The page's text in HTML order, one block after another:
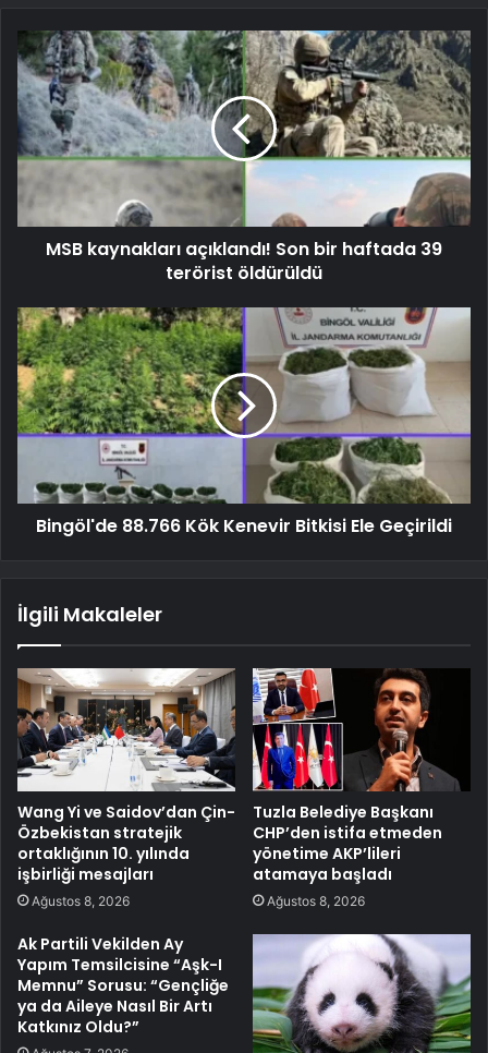
MSB kaynakları açıklandı! Son bir haftada 39
terörist öldürüldü
Bingöl'de 88.766 Kök Kenevir Bitkisi Ele Geçirildi
İlgili Makaleler
Wang Yi ve Saidov’dan Çin-
Özbekistan stratejik
ortaklığının 10. yılında
işbirliği mesajları
Ağustos 8, 2026
Tuzla Belediye Başkanı
CHP’den istifa etmeden
yönetime AKP’lileri
atamaya başladı
Ağustos 8, 2026
Ak Partili Vekilden Ay
Yapım Temsilcisine “Aşk-I
Memnu” Sorusu: “Gençliğe
ya da Aileye Nasıl Bir Artı
Katkınız Oldu?”